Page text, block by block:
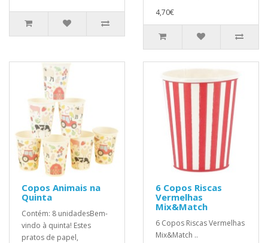
4,70€
Copos Animais na
Quinta
Contém: 8 unidadesBem-
vindo à quinta! Estes
pratos de papel,
6 Copos Riscas
Vermelhas
Mix&Match
6 Copos Riscas Vermelhas
Mix&Match ..